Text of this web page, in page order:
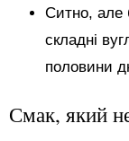
Ситно, але
складні
половини
Смак, який